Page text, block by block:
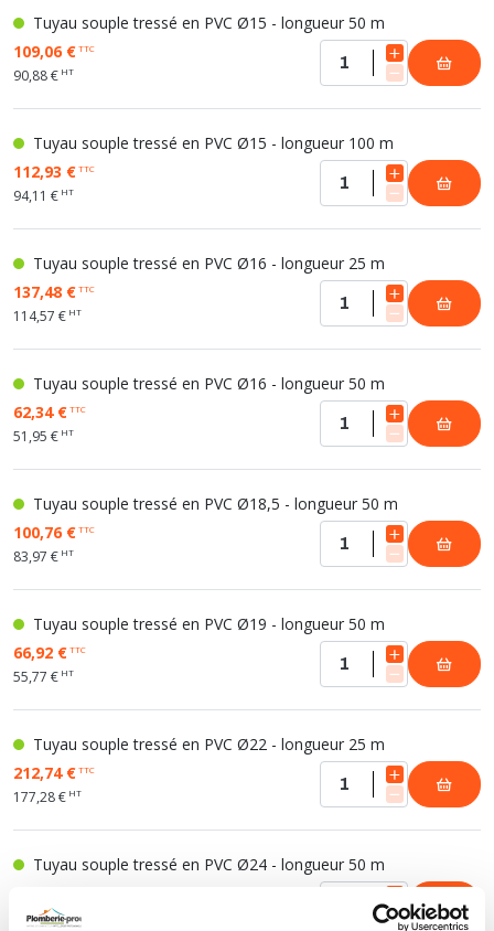
Tuyau souple tressé en PVC Ø15 - longueur 50 m
109,06 €TTC
90,88 € HT
Tuyau souple tressé en PVC Ø15 - longueur 100 m
112,93 €TTC
94,11 € HT
Tuyau souple tressé en PVC Ø16 - longueur 25 m
137,48 €TTC
114,57 € HT
Tuyau souple tressé en PVC Ø16 - longueur 50 m
62,34 €TTC
51,95 € HT
Tuyau souple tressé en PVC Ø18,5 - longueur 50 m
100,76 €TTC
83,97 € HT
Tuyau souple tressé en PVC Ø19 - longueur 50 m
66,92 €TTC
55,77 € HT
Tuyau souple tressé en PVC Ø22 - longueur 25 m
212,74 €TTC
177,28 € HT
Tuyau souple tressé en PVC Ø24 - longueur 50 m
100,63 €